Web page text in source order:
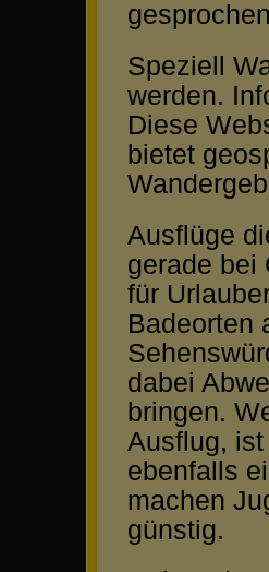
Speziell
werden.
Diese
bietet
Ausflüge
gerade bei
für
Badeorten
dabei
bringen.
Ausflug,
ebenfalls
machen
günstig.